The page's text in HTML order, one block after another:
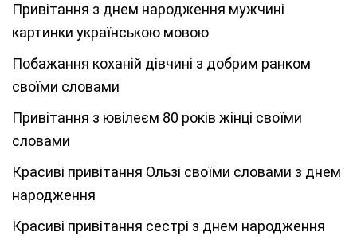
Привітання з днем народження мужчині
картинки українською мовою
Побажання коханій дівчині з добрим ранком
своїми словами
Привітання з ювілеєм 80 років жінці своїми
словами
Красиві привітання Ользі своїми словами з днем
народження
Красиві привітання сестрі з днем народження